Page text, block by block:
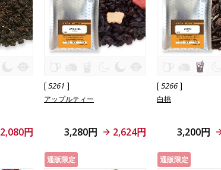
2,080円
[5261 ]
アップルティー
3,280円 2,624円
[5266]
白桃
3,200円
通販限定 通販限定